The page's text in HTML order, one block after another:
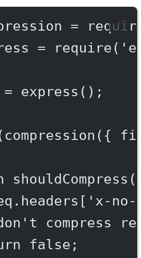
=
= require(
= express ();
compression ({
shouldCompress (
'x-no-
compress
false ;